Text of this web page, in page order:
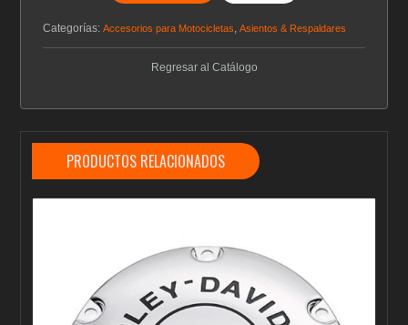
Categorías:Accesorios para Motocicletas,Asientos & Respaldares
Regresar al Catálogo
PRODUCTOS RELACIONADOS